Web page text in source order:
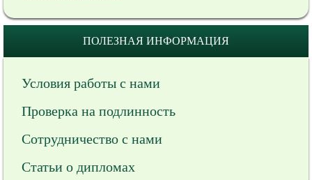
ПОЛЕЗНАЯ ИНФОРМАЦИЯ
Условия работы с нами
Проверка на подлинность
Сотрудничество с нами
Статьи о дипломах